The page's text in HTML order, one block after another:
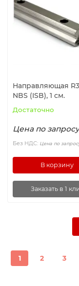
Направляющая
NBS (ISB), 1 см.
Достаточно
Цена по запросу
Без НДС: Цена по
В корзину
Заказать в 1
1 2 3